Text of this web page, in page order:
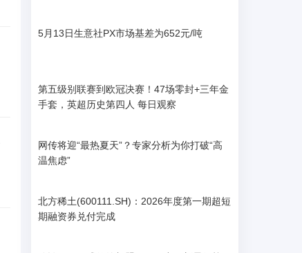
5月13日生意社PX市场基差为652元/吨
第五级别联赛到欧冠决赛！47场零封+三年金
手套，英超历史第四人 每日观察
网传将迎“最热夏天”？专家分析为你打破“高
温焦虑”
北方稀土(600111.SH)：2026年度第一期超短
期融资券兑付完成